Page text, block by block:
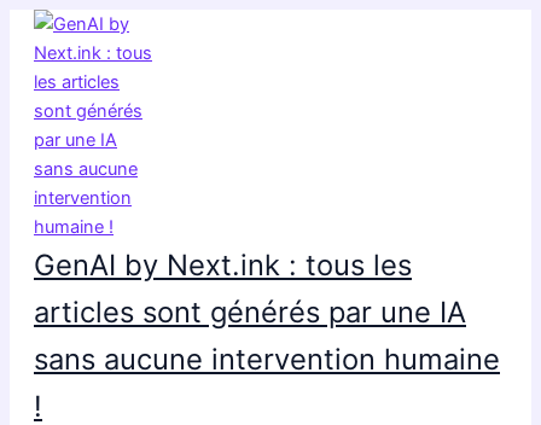
Aller
contenu
GenAI by Next.ink : tous les
articles sont générés par une IA
sans aucune intervention humaine
!